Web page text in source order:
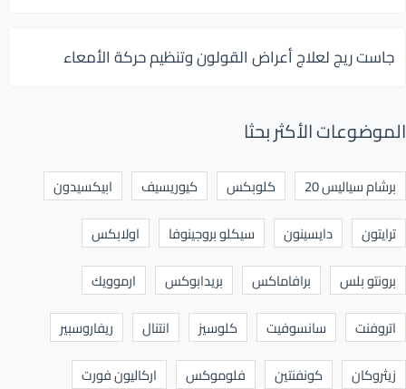
جاست ريج لعلاج أعراض القولون وتنظيم حركة الأمعاء
الموضوعات الأكثر بحثا
برشام سياليس 20 كلوبكس كيوريسيف
ابيكسيدون
ترايتون
دايسينون سيكلو بروجينوفا
اولابكس
برونتو بلس
برافاماكس بريدابوكس
ارموويك
اتروفنت
سانسوفيت كلوسيز انتنال
ريفاروسبير
زيثروكان
كونفنتين فلوموكس
اركاليون فورت